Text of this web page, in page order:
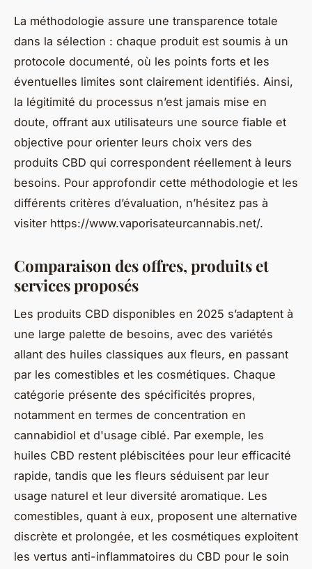
La méthodologie assure une transparence totale
dans la sélection : chaque produit est soumis à un
protocole documenté, où les points forts et les
éventuelles limites sont clairement identifiés. Ainsi,
la légitimité du processus n’est jamais mise en
doute, offrant aux utilisateurs une source fiable et
objective pour orienter leurs choix vers des
produits CBD qui correspondent réellement à leurs
besoins. Pour approfondir cette méthodologie et les
différents critères d’évaluation, n’hésitez pas à
visiter https://www.vaporisateurcannabis.net/.
Comparaison des offres, produits et
services proposés
Les produits CBD disponibles en 2025 s’adaptent à
une large palette de besoins, avec des variétés
allant des huiles classiques aux fleurs, en passant
par les comestibles et les cosmétiques. Chaque
catégorie présente des spécificités propres,
notamment en termes de concentration en
cannabidiol et d'usage ciblé. Par exemple, les
huiles CBD restent plébiscitées pour leur efficacité
rapide, tandis que les fleurs séduisent par leur
usage naturel et leur diversité aromatique. Les
comestibles, quant à eux, proposent une alternative
discrète et prolongée, et les cosmétiques exploitent
les vertus anti-inflammatoires du CBD pour le soin